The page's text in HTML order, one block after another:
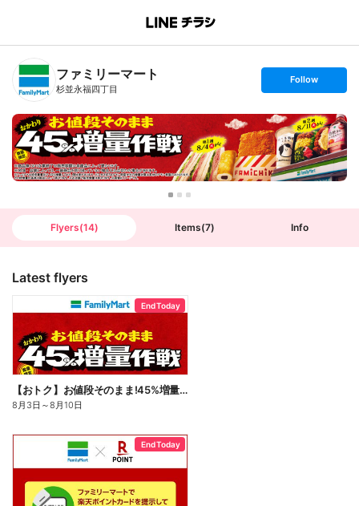
B
n
T
ファミリーマート
杉並永福四丁目
s
t
o
l
l
o
w
Follow
Flyers(14) Items(7) Info
Latest flyers
End Today
【おトク】お値段そのまま!45%増量作戦!
8月3日 ～8月10日
End Today